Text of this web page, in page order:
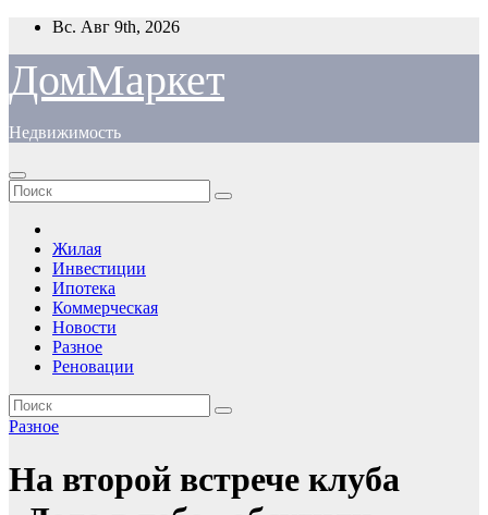
Перейти
содержимому
Вс. Авг 9th, 2026
ДомМаркет
Недвижимость
Жилая
Инвестиции
Ипотека
Коммерческая
Новости
Разное
Реновации
Разное
На второй встрече клуба